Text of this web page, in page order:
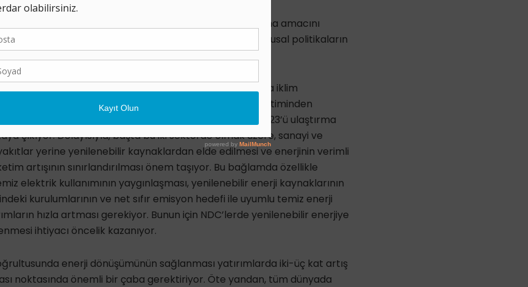
ortalama sıcaklık artışını 1,5 derece ile sınırlandırma amacını
kadar emisyonları net sıfır seviyesine yaklaştıran ulusal politikaların
önem arz ediyor.
enerji dönüşümü önemli rol oynayacak. Halihazırda iklim
salımlarının %70’inden fazlası enerji üretim ve tüketiminden
kaynaklı emisyonların %40’ı elektrik ve ısı üretimi, %23’ü ulaştırma
çıkıyor. Dolayısıyla, başta bu iki sektörde olmak üzere, sanayi ve
yerine yenilenebilir kaynaklardan elde edilmesi ve enerjinin verimli
artışının sınırlandırılması önem taşıyor. Bu bağlamda özellikle
elektrik kullanımının yaygınlaşması, yenilenebilir enerji kaynaklarının
kurulumlarının ve net sıfır emisyon hedefi ile uyumlu temiz enerji
hızla artması gerekiyor. Bunun için NDC’lerde yenilenebilir enerjiye
ihtiyacı öncelik kazanıyor.
enerji dönüşümünün sağlanması yatırımlarda iki-üç kat artış
noktasında önemli bir çaba gerektiriyor. Öte yandan, tüm dünyada